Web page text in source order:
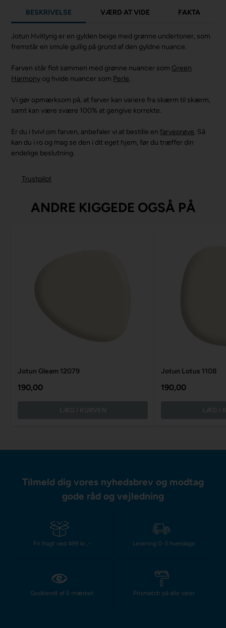
BESKRIVELSE VÆRD AT VIDE FAKTA
Jotun Hvitlyng er en gylden beige med grønne undertoner, som
fremstår en smule gullig på grund af den gyldne nuance.
Farven står flot sammen med grønne nuancer som Green
Harmony og hvide nuancer som Perle.
Vi gør opmærksom på, at farver kan variere fra skærm til skærm,
samt kan være svære 100% at gengive korrekte.
Er du i tvivl om farven, anbefaler vi at bestille enfarveprøve. Så
kan du i ro og mag se den i dit eget hjem, før du træffer din
endelige beslutning.
Trustpilot
ANDRE KIGGEDE OGSÅ PÅ
Jotun Gleam 12079
190,00
Jotun Lotus 1108
190,00
Tilmeld dig vores nyhedsbrev og modtag
gode råd og vejledning
Fri fragt ved 499 kr.,- Levering 0-3 hverdage
Godkendt af E-mærket Prismatch på alle varer